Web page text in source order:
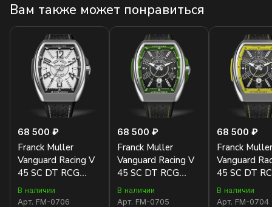
Вам также может понравиться
68 500 ₽
Franck Muller
Vanguard Racing V
45 SC DT RCG
(AC.RCG.NR) (AC)
(BLC NR AC)
В наличии
Арт. FM-0706
68 500 ₽
Franck Muller
Vanguard Racing V
45 SC DT RCG
(AC.RCG.VR) (AC)
(NR NR BLC)
В наличии
Арт. FM-0705
68 500 ₽
Franck Muller
Vanguard
45 SC DT
(AC.RCG.JA)
(NR NR BLC)
В наличии
Арт. FM-0704